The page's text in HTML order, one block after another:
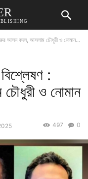
আসন বদল, আসলাম চৌধুরী ও নোমান...
:
ও নোমান
0
497